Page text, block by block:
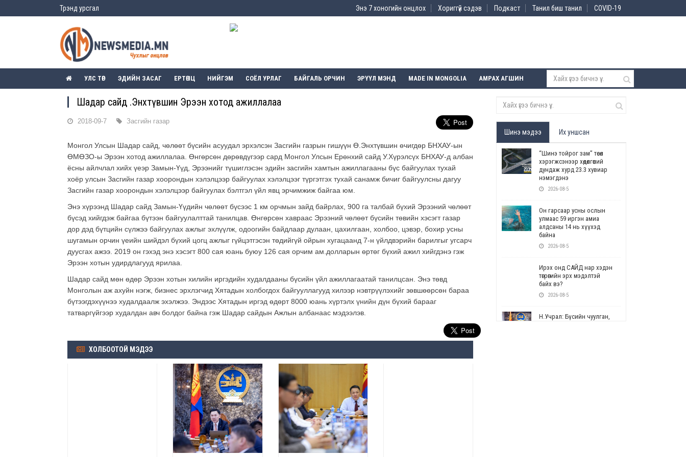
Трэнд урсгал Энэ 7 хоногийн онцлох Хориггүй сэдэв Подкаст Танил биш танил COVID-19
УЛС ТӨР ЭДИЙН ЗАСАГ ЕРТӨНЦ НИЙГЭМ СОЁЛ УРЛАГ БАЙГАЛЬ ОРЧИН ЭРҮҮЛ МЭНД MADE IN MONGOLIA АМРАХ АГШИН
Шадар сайд Ө.Энхтүвшин Эрээн хотод ажиллалаа
2018-09-7 Засгийн газар
Монгол Улсын Шадар сайд, чөлөөт бүсийн асуудал эрхэлсэн Засгийн газрын гишүүн Ө.Энхтүвшин өчигдөр БНХАУ-ын
ӨМӨЗО-ы Эрээн хотод ажиллалаа. Өнгөрсөн дөрөвдүгээр сард Монгол Улсын Ерөнхий сайд У.Хүрэлсүх БНХАУ-д албан
ёсны айлчлал хийх үеэр Замын-Үүд, Эрээнийг түшиглэсэн эдийн засгийн хамтын ажиллагааны бүс байгуулах тухай
хоёр улсын Засгийн газар хоорондын хэлэлцээр байгуулах хэлэлцээг түргэтгэх тухай санамж бичиг байгуулсны дагуу
Засгийн газар хоорондын хэлэлцээр байгуулах бэлтгэл үйл явц эрчимжиж байгаа юм.
Энэ хүрээнд Шадар сайд Замын-Үүдийн чөлөөт бүсээс 1 км орчмын зайд байрлах, 900 га талбай бүхий Эрээний чөлөөт
бүсэд хийгдэж байгаа бүтээн байгуулалттай танилцав. Өнгөрсөн хавраас Эрээний чөлөөт бүсийн төвийн хэсэгт газар
дор дэд бүтцийн сүлжээ байгуулах ажлыг эхлүүлж, одоогийн байдлаар дулаан, цахилгаан, холбоо, цэвэр, бохир усны
шугамын орчин үеийн шийдэл бүхий цогц ажлыг гүйцэтгэсэн төдийгүй ойрын хугацаанд 7-н үйлдвэрийн барилгыг угсарч
дуусгах ажээ. 2019 он гэхэд энэ хэсэгт 800 сая юань буюу 126 сая орчим ам.долларын өртөг бүхий ажил хийгдэнэ гэж
Эрээн хотын удирдлагууд ярилаа.
Шадар сайд мөн өдөр Эрээн хотын хилийн иргэдийн худалдааны бүсийн үйл ажиллагаатай танилцсан. Энэ төвд
Монголын аж ахуйн нэгж, бизнес эрхлэгчид Хятадын холбогдох байгууллагууд хилээр нэвтрүүлэхийг зөвшөөрсөн бараа
бүтээгдэхүүнээ худалдаалж эхэлжээ. Эндээс Хятадын иргэд өдөрт 8000 юань хүртэлх үнийн дүн бүхий барааг
татваргүйгээр худалдан авч болдог байна гэж Шадар сайдын Ажлын албанаас мэдээлэв.
ХОЛБООТОЙ МЭДЭЭ
Шинэ мэдээ Их уншсан
“Шинэ тойрог зам” төсөл
хэрэгжсэнээр хөдөлгөөний
дундаж хурд 23.3 хувиар
нэмэгдэнэ
2026-08-5
Он гарсаар усны ослын
улмаас 59 иргэн амиа
алдсаны 14 нь хүүхэд
байна
2026-08-5
Ирэх онд САЙД нар хэдэн
төгрөгийн эрх мэдэлтэй
байх вэ?
2026-08-5
Н.Учрал: Бүсийн чуулган,